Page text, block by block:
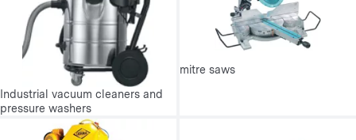
Industrial vacuum cleaners and
pressure washers
mitre saws